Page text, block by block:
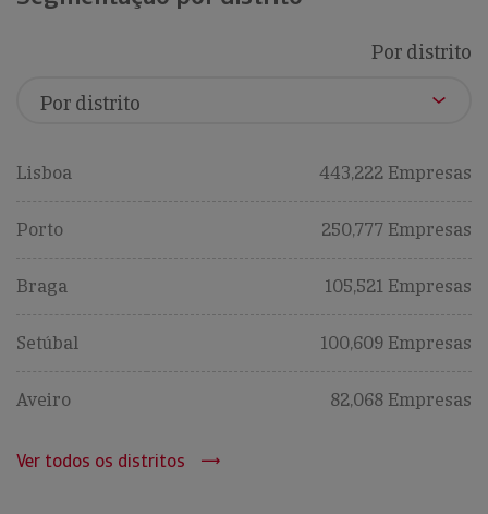
Por distrito
Lisboa 443,222 Empresas
Porto 250,777 Empresas
Braga 105,521 Empresas
Setúbal 100,609 Empresas
Aveiro 82,068 Empresas
Ver todos os distritos